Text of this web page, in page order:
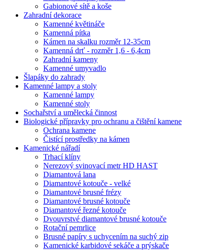
Gabionové sítě a koše
Zahradní dekorace
Kamenné květináče
Kamenná pítka
Kámen na skalku rozměr 12-35cm
Kamenná drť - rozměr 1,6 - 6,4cm
Zahradní kameny
Kamenné umyvadlo
Šlapáky do zahrady
Kamenné lampy a stoly
Kamenné lampy
Kamenné stoly
Sochařství a umělecká činnost
Biologické přípravky pro ochranu a čištění kamene
Ochrana kamene
Čistící prostředky na kámen
Kamenické nářadí
Trhací klíny
Nerezový svinovací metr HD HAST
Diamantová lana
Diamantové kotouče - velké
Diamantové brusné frézy
Diamantové brusné kotouče
Diamantové řezné kotouče
Dvouvrstvé diamantové brusné kotouče
Rotační pemrlice
Brusné papíry s uchycením na suchý zip
Kamenické karbidové sekáče a prýskače